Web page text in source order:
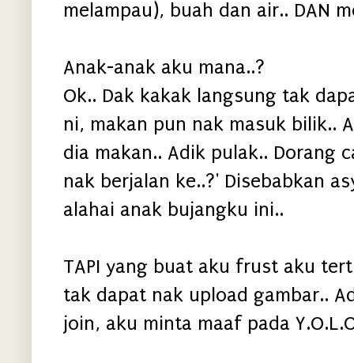
melampau), buah dan air.. DAN
Anak-anak aku mana..?
Ok.. Dak kakak langsung tak
ni, makan pun nak masuk bilik..
dia makan.. Adik pulak.. Dorang
nak berjalan ke..?' Disebabkan
alahai anak bujangku ini..
TAPI yang buat aku frust aku
tak dapat nak upload gambar..
join, aku minta maaf pada